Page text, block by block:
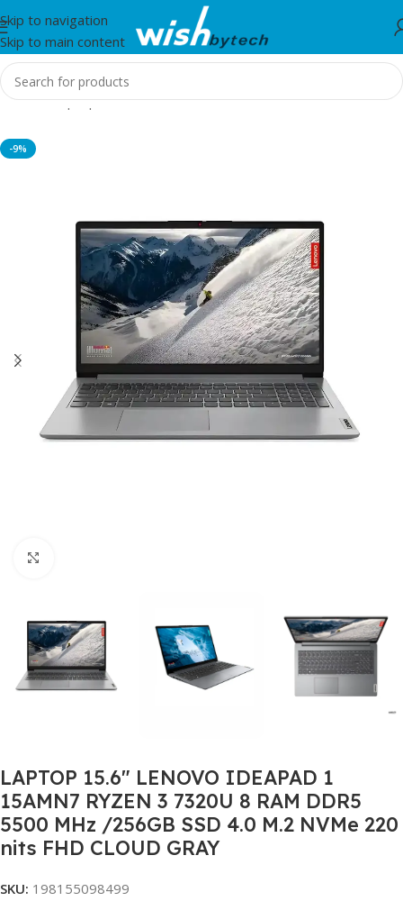
Skip to navigation
Skip to main content
Home/Laptop
-9%
LAPTOP 15.6″ LENOVO IDEAPAD 1
15AMN7 RYZEN 3 7320U 8 RAM DDR5
5500 MHz /256GB SSD 4.0 M.2 NVMe 220
nits FHD CLOUD GRAY
SKU: 198155098499